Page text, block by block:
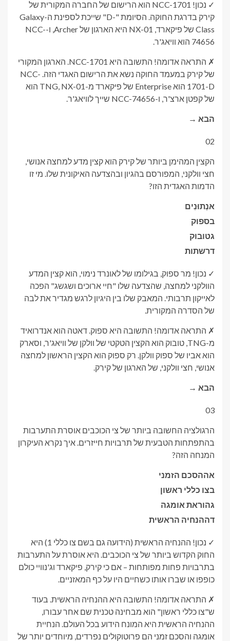
✓ נכון! NCC-1701 הוא הרישום של החברה המקורית של
קירק בדרגת החוקה. הסיומת "-D" שייכת לספינת ה-Galaxy
Class של פיקארד, NX-01 היא הארגון של Archer, ו-NCC-
74656 הוא וויאג'ר.
✗ התראה אדומה! התשובה היא NCC-1701. הארגון המקורי
של קירק במעמד החוקה נשא את הרישום האגדי הזה. NCC-
1701-D הוא Enterprise של פיקארד מ-TNG, NX-01 הוא
של קפטן ארצ'ר, ו-NCC-74656 שייך לוויאג'ר.
הבא →
02
הקצין המהימן ביותר של קירק הוא קצין מדע למחצה אנושי,
חצי וולקני, המפורסם בהגיון ובהצדעה האיקונית שלו. מי זו
הדמות האגדית הזו?
אנְתוּנִים
בספוק
גטובוק
דרשתות
✓ נכון! מר ספוק, בגילומו של לאונרד נימוי, הוא קצין המדע
הוולקני למחצה, שהצדעה שלו "חיי ארוכים ושגשג" הפכה
לאייקון תרבותי. המאבק שלו בין היגיון לרגש מגדיר את לבה
של הסדרה המקורית.
✗ התראה אדומה! התשובה היא ספוק. דאטה הוא אנדרואיד
מ-TNG, טובוק הוא הקצין הטקטי של וולקן של וויאג'ר, וסארק
הוא אביו של ספוק וולקן. רק ספוק הוא הקצין הראשון למחצה
אנושי, חצי וולקני, של הארגון של קירק.
הבא →
03
הרגולציה החשובה ביותר של צי הכוכבים אוסרת התערבות
בהתפתחות הטבעית של תרבויות חייזרים. איך נקרא העיקרון
המנחה הזה?
אההסכם הזמני
בצו כללי ראשון
גהוראת אומגה
דההנחיה הראשית
✓ נכון! ההנחיה הראשית (הידועה גם בשם צו כללי 1) היא
החוק הקדוש ביותר של צי הכוכבים. היא אוסרת על התערבות
בתרבויות פחות מפותחות – אם כי קירק, פיקארד וג'נוויי כולם
כופפו או שברו אותו כשחיים היו על כף המאזניים.
✗ התראה אדומה! התשובה היא ההנחיה הראשית. בעוד
ש"צו כללי ראשון" הוא מבחינה טכנית שם אחר עבורו,
ההנחיה הראשית היא המונח הידוע בכל העולם. הנחיית
אומגה והסכם זמני הם פרוטוקולים נפרדים, מיוחדים יותר של